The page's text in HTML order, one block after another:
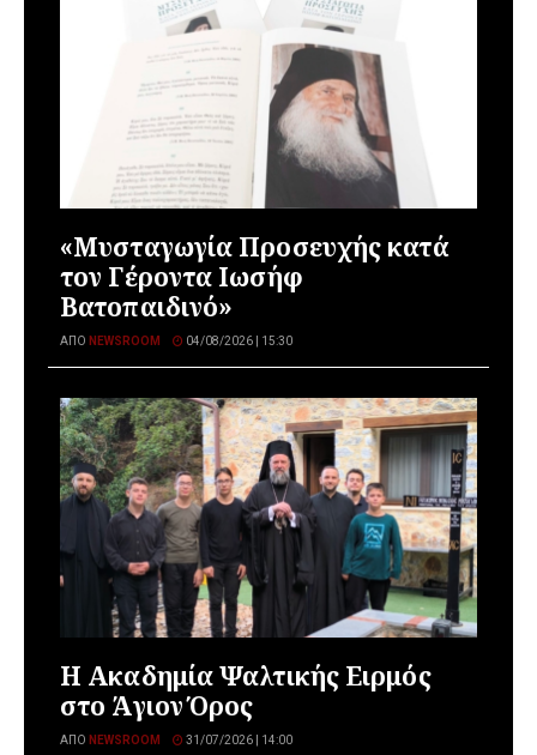
«Μυσταγωγία Προσευχής κατά
τον Γέροντα Ιωσήφ
Βατοπαιδινό»
ΑΠΌ NEWSROOM 04/08/2026 | 15:30
Η Ακαδημία Ψαλτικής Ειρμός
στο Άγιον Όρος
ΑΠΌ NEWSROOM 31/07/2026 | 14:00